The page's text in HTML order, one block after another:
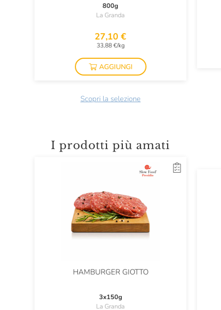
800g
La Granda
27,10 €
33,88 €/kg
AGGIUNGI
Scopri la selezione
I prodotti più amati
HAMBURGER GIOTTO
3x150g
La Granda